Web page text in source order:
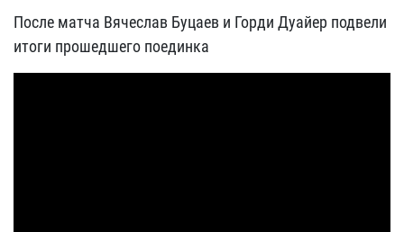
После матча Вячеслав Буцаев и Горди Дуайер подвели
итоги прошедшего поединка